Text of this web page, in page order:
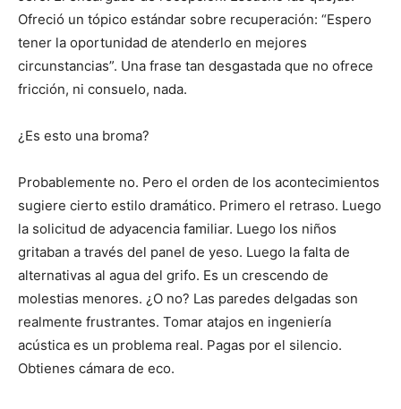
Ofreció un tópico estándar sobre recuperación: “Espero
tener la oportunidad de atenderlo en mejores
circunstancias”. Una frase tan desgastada que no ofrece
fricción, ni consuelo, nada.
¿Es esto una broma?
Probablemente no. Pero el orden de los acontecimientos
sugiere cierto estilo dramático. Primero el retraso. Luego
la solicitud de adyacencia familiar. Luego los niños
gritaban a través del panel de yeso. Luego la falta de
alternativas al agua del grifo. Es un crescendo de
molestias menores. ¿O no? Las paredes delgadas son
realmente frustrantes. Tomar atajos en ingeniería
acústica es un problema real. Pagas por el silencio.
Obtienes cámara de eco.